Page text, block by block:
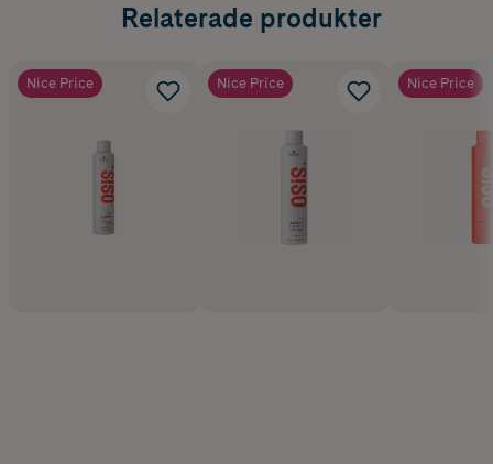
Relaterade produkter
Nice Price Nice Price Nice Price